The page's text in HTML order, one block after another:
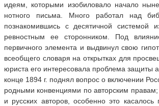
идеям, которыми изобиловало начало
нотного письма. Много работал над
познакомившись с десятичной системой
ревностным ее сторонником. Под
первичного элемента и выдвинул свою
всеобщего словаря на открытках для
юриста его интересовала проблема защиты
конце 1894 г. поднял вопрос о включении
родными конвенциями по авторским
и русских авторов, особенно это